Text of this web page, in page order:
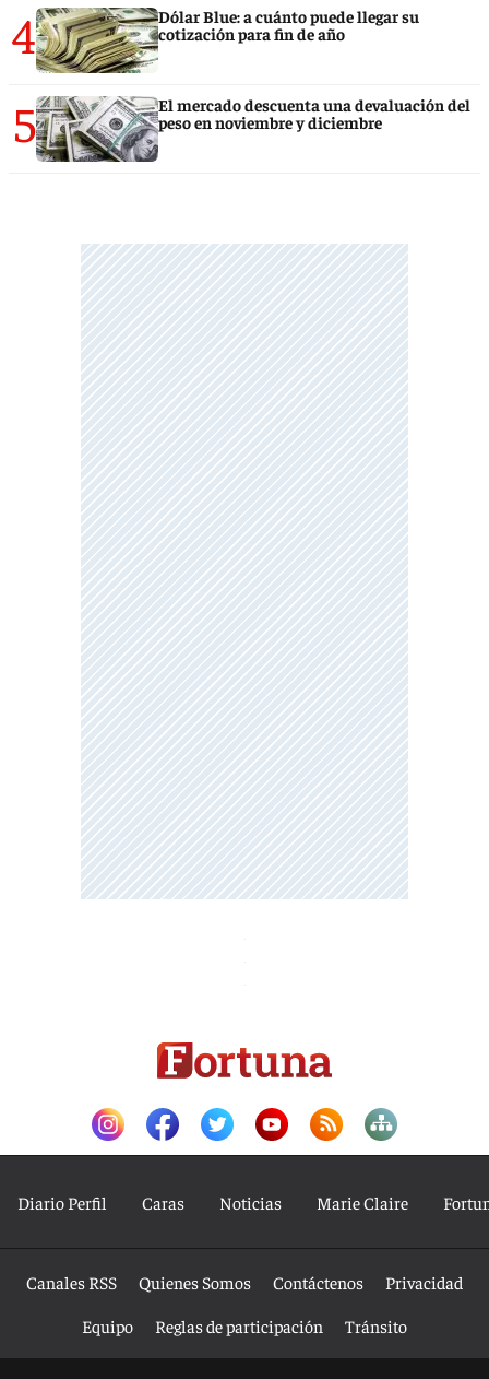
4
Dólar Blue: a cuánto puede llegar su
cotización para fin de año
5
El mercado descuenta una devaluación del
peso en noviembre y diciembre
Diario Perfil Caras Noticias Marie Claire
Canales RSS Quienes Somos Contáctenos
Privacidad
Equipo
Reglas de participación Tránsito